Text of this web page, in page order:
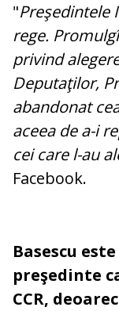
"Preşedintele
rege.
privind
Deputaţilor,
abandonat
aceea de a-i
cei care l-au
Facebook.
Basescu
preşedinte
CCR,